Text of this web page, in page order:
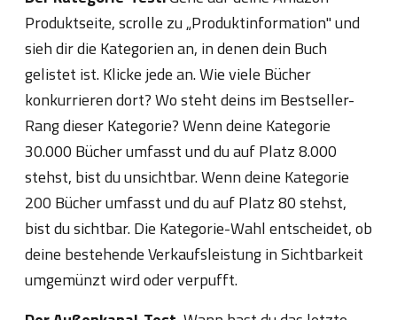
Produktseite, scrolle zu „Produktinformation" und
sieh dir die Kategorien an, in denen dein Buch
gelistet ist. Klicke jede an. Wie viele Bücher
konkurrieren dort? Wo steht deins im Bestseller-
Rang dieser Kategorie? Wenn deine Kategorie
30.000 Bücher umfasst und du auf Platz 8.000
stehst, bist du unsichtbar. Wenn deine Kategorie
200 Bücher umfasst und du auf Platz 80 stehst,
bist du sichtbar. Die Kategorie-Wahl entscheidet, ob
deine bestehende Verkaufsleistung in Sichtbarkeit
umgemünzt wird oder verpufft.